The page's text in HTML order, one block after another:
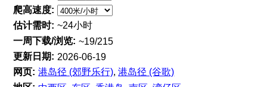
爬高速度:
估计需时: ~24小时
一周下载/浏览: ~19/215
更新日期: 2026-06-19
网页: 港岛径 (郊野乐行),港岛径 (谷歌)